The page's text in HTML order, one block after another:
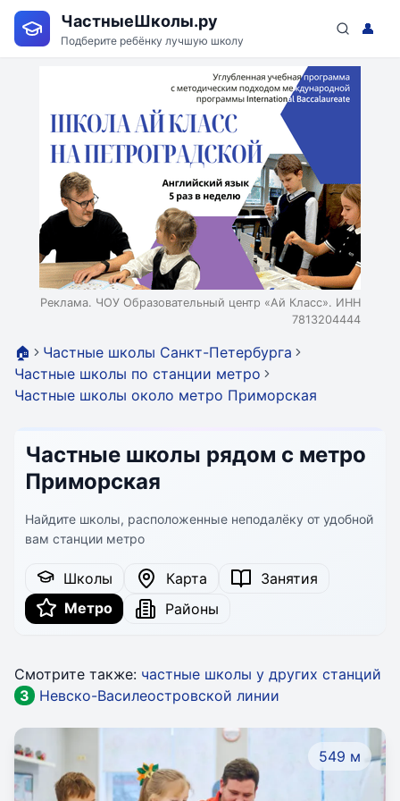
ЧастныеШколы.ру
Подберите ребёнку лучшую школу
👤
Реклама. ЧОУ Образовательный центр «Ай Класс». ИНН
7813204444
🏠
Частные школы Санкт-Петербурга
Частные школы по станции метро
Частные школы около метро Приморская
Частные школы рядом с метро
Приморская
Найдите школы, расположенные неподалёку от удобной
вам станции метро
Школы Карта
Занятия
Метро
Районы
Смотрите также: частные школы у других станций
3
Невско-Василеостровской линии
549 м